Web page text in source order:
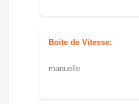
Boite de Vitesse:
manuelle